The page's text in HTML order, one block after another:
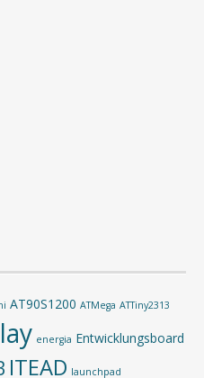
AT90S1200 ATMega ATTiny2313
energia Entwicklungsboard
ITEAD launchpad